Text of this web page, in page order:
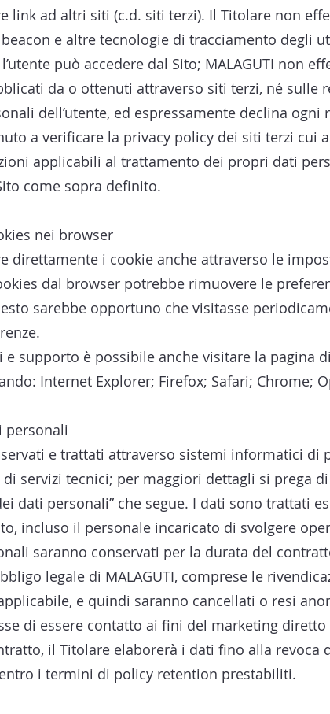
link ad altri siti (c.d. siti terzi). Il Titolare non
e altre tecnologie di tracciamento degli
può accedere dal Sito; MALAGUTI non
da o ottenuti attraverso siti terzi, né sulle
dell’utente, ed espressamente declina
a verificare la privacy policy dei siti terzi cui
applicabili al trattamento dei propri dati
come sopra definito.
nei browser
direttamente i cookie anche attraverso le
dal browser potrebbe rimuovere le
sarebbe opportuno che visitasse
supporto è possibile anche visitare la pagina
Internet Explorer; Firefox; Safari; Chrome;
personali
e trattati attraverso sistemi informatici di
servizi tecnici; per maggiori dettagli si prega
dati personali” che segue. I dati sono trattati
incluso il personale incaricato di svolgere
saranno conservati per la durata del
legale di MALAGUTI, comprese le
e quindi saranno cancellati o resi
di essere contatto ai fini del marketing
il Titolare elaborerà i dati fino alla revoca
i termini di policy retention prestabiliti.